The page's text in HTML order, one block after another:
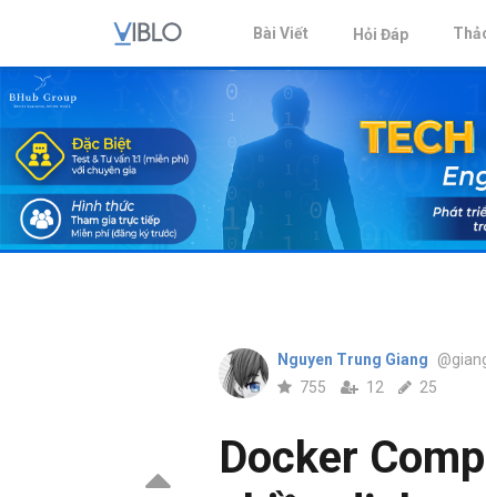
Bài Viết Hỏi Đáp
Nguyen Trung Giang
755 12 25
Docker